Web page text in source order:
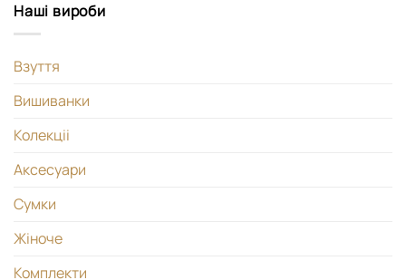
Наші вироби
Взуття
Вишиванки
Колекціі
Аксесуари
Сумки
Жіноче
Комплекти